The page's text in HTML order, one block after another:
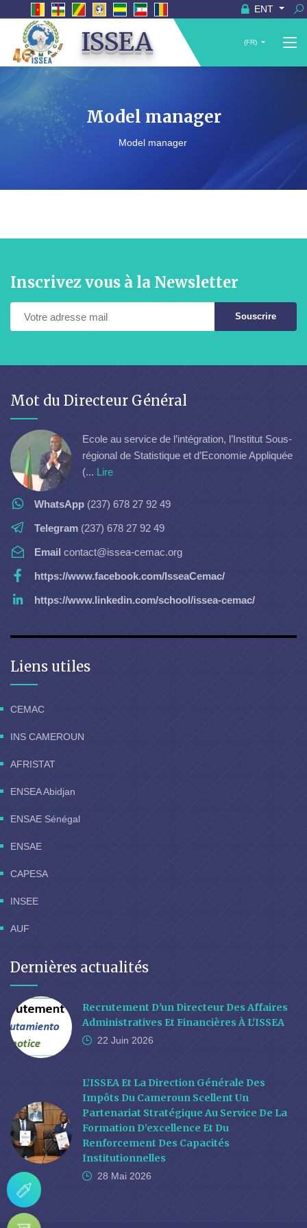
ENT
ISSEA (FR)
Model manager
Model manager
Inscrivez vous à la Newsletter
Souscrire
Mot du Directeur Général
Ecole au service de l’intégration, l’Institut Sous-
régional de Statistique et d’Economie Appliquée
(... Lire
WhatsApp (237) 678 27 92 49
Telegram (237) 678 27 92 49
Email contact@issea-cemac.org
https://www.facebook.com/IsseaCemac/
https://www.linkedin.com/school/issea-cemac/
Liens utiles
CEMAC
INS CAMEROUN
AFRISTAT
ENSEA Abidjan
ENSAE Sénégal
ENSAE
CAPESA
INSEE
AUF
Dernières actualités
Recrutement D'un Directeur Des Affaires
Administratives Et Financières À L'ISSEA
22 Juin 2026
L’ISSEA Et La Direction Générale Des
Impôts Du Cameroun Scellent Un
Partenariat Stratégique Au Service De La
Formation D’excellence Et Du
Renforcement Des Capacités
Institutionnelles
28 Mai 2026